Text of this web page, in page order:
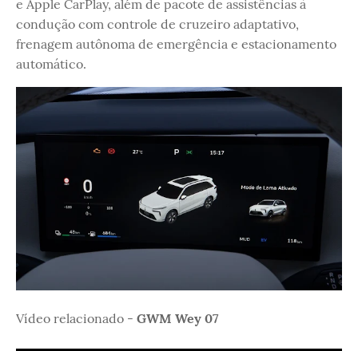
e Apple CarPlay, além de pacote de assistências à
condução com controle de cruzeiro adaptativo,
frenagem autônoma de emergência e estacionamento
automático.
Vídeo relacionado - GWM Wey 07